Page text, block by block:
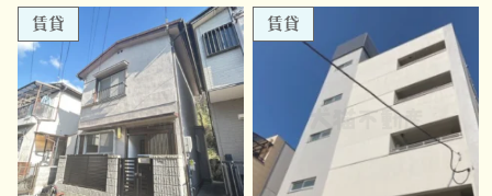
賃貸 賃貸